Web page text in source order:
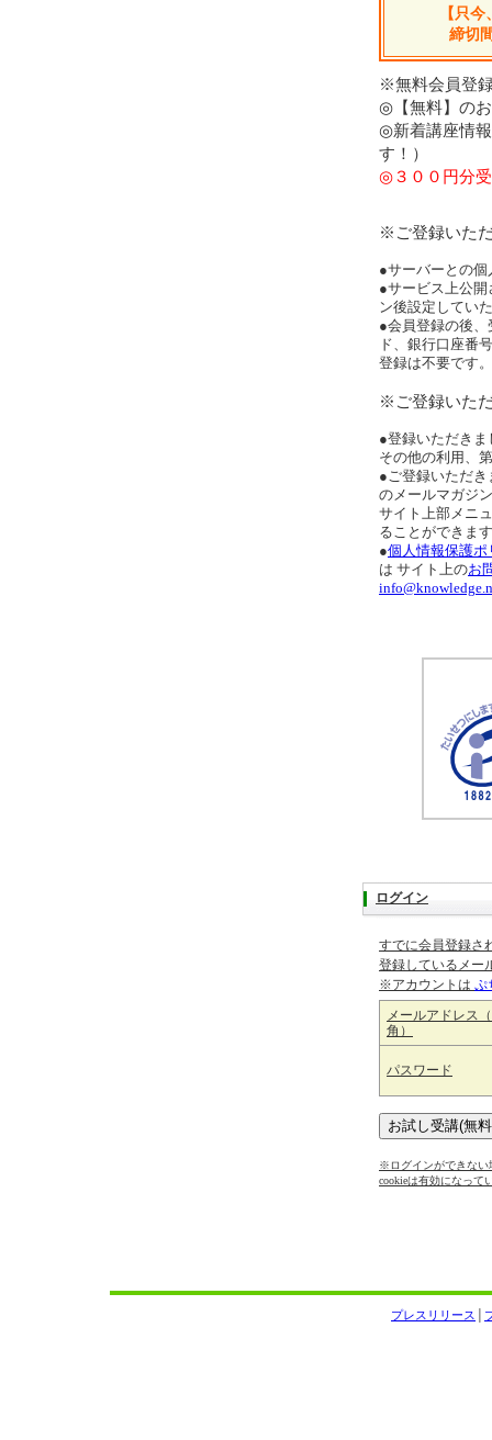
【只
締切
※無料会員登
◎【無料】の
◎新着講座情
す！）
◎３００円分
※ご登録いた
●サーバーとの個
●サービス上公
ン後設定してい
●会員登録の後
ド、銀行口座番
登録は不要です。
※ご登録いた
●登録いただき
その他の利用、
●ご登録いただ
のメールマガジ
サイト上部メニ
ることができま
●個人情報保護ポ
は サイト上のお
ログイン
すでに会員登録さ
登録しているメー
※アカウントは ぷ
メールアドレス
角）
パスワード
※ログインができない
cookieは有効になって
プレスリリース